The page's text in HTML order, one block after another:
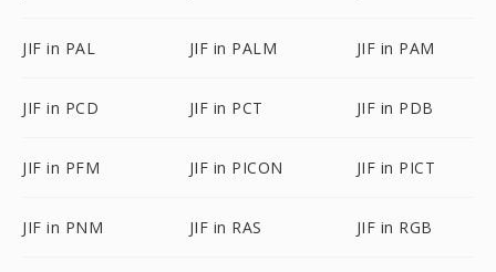
JIF in PAL JIF in PALM JIF in PAM
JIF in PCD JIF in PCT JIF in PDB
JIF in PFM JIF in PICON JIF in PICT
JIF in PNM JIF in RAS JIF in RGB